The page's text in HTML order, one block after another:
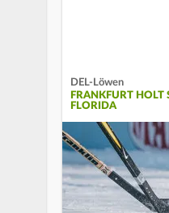
DEL-Löwen
FRANKFURT
FLORIDA